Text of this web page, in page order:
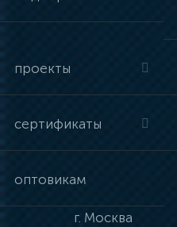
проекты
сертификаты
оптовикам
г. Москва